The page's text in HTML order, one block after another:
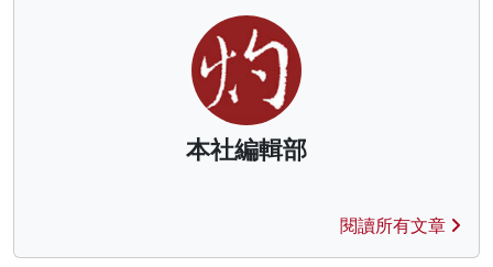
本社編輯部
閱讀所有文章